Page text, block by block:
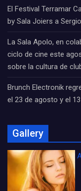
El Festival Terramar
by Sala Joiers a
La Sala Apolo, en
ciclo de cine este
sobre la cultura de
Brunch Electronik
el 23 de agosto y el
Gallery